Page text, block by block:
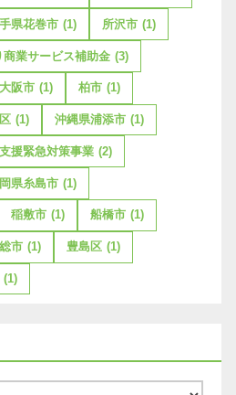
県花巻市 (1) 所沢市 (1)
業サービス補助金 (3)
阪市 (1) 柏市 (1)
(1) 沖縄県浦添市 (1)
援緊急対策事業 (2)
県糸島市 (1)
稲敷市 (1) 船橋市 (1)
市 (1) 豊島区 (1)
(1)